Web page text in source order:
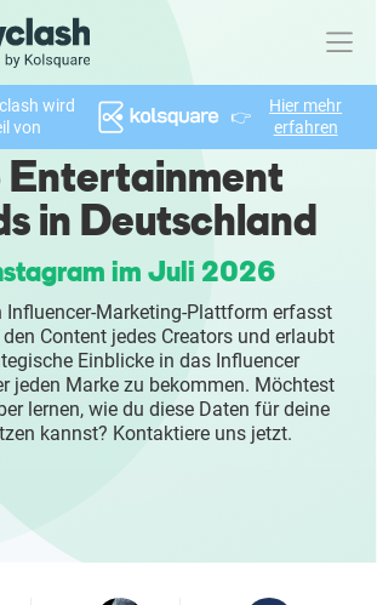
Influencer Suche
& Marktforschung
& Relationship Management
wird
von
👉
Hier mehr
erfahren
Entertainment
in Deutschland
im Juli 2026
Influencer-Marketing-Plattform erfasst
Content jedes Creators und erlaubt
Einblicke in das Influencer
jeden Marke zu bekommen. Möchtest
lernen, wie du diese Daten für deine
kannst? Kontaktiere uns jetzt.